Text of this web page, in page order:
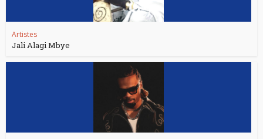
Artistes
Jali Alagi Mbye